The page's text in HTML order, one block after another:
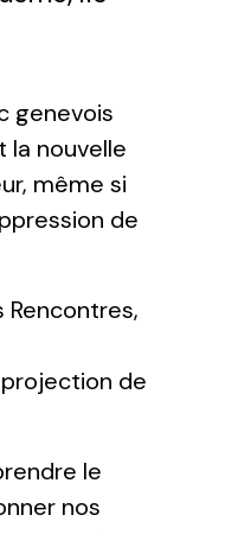
genevois
la nouvelle
même si
de
projection de
le
nos